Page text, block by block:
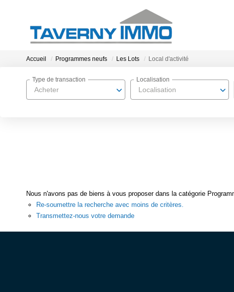
Accueil Programmes neufs Les Lots Local d'activité
Acheter
Type de transaction
Localisation
Localisation
Nous n'avons pas de biens à vous proposer dans la catégorie
Re-soumettre la recherche avec moins de critères.
Transmettez-nous votre demande